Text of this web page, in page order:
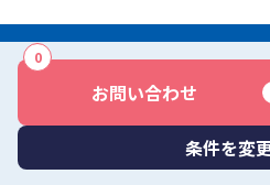
お問い合わせ
0
条件を変
サイトマップ
商標について反社会勢力に対
Copyright © Yayoi Co.,